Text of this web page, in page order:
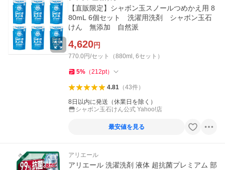
【直販限定】シャボン玉スノールつめかえ用 8
80mL 6個セット 洗濯用洗剤 シャボン玉石
けん 無添加 自然派
4,620円
770.0円/セット（880ml, 6セット）
5% （212pt）
4.81（43件）
8日以内に発送（休業日を除く）
シャボン玉石けん公式 Yahoo!店
最安値を見る
アリエール
アリエール 洗濯洗剤 液体 超抗菌プレミアム 部